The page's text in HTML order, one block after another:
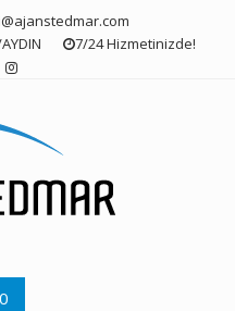
7/24 Hizmetinizde!
0